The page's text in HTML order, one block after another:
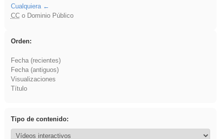
Cualquiera
CCo Dominio Público
Orden:
Fecha (recientes)
Fecha (antiguos)
Visualizaciones
Título
Tipo de contenido: